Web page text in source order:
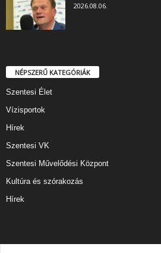
2026.08.06.
NÉPSZERŰ KATEGÓRIÁK
Szentesi Élet
Vízisportok
Hírek
Szentesi VK
Szentesi Művelődési Központ
Kultúra és szórakozás
Hírek